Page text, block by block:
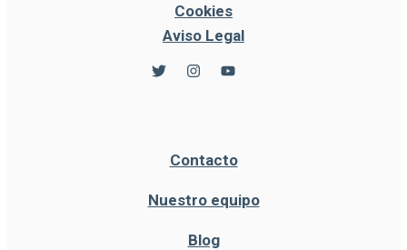
Cookies
Aviso Legal
Contacto
Nuestro equipo
Blog